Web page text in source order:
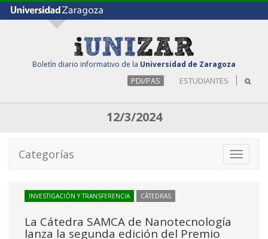
Boletín diario informativo de la Universidad de Zaragoza
PDI/PAS ESTUDIANTES
12/3/2024
Toggle
Categorías
INVESTIGACIÓN Y TRANSFERENCIA CÁTEDRAS
La Cátedra SAMCA de Nanotecnología
lanza la segunda edición del Premio